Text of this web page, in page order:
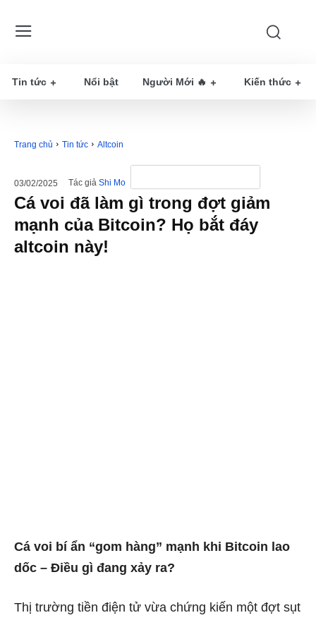
Tin tức Nổi bật Người Mới 🔥 Kiến thức
Trang chủ Tin tức Altcoin
03/02/2025 Tác giả Shi Mo
Cá voi đã làm gì trong đợt giảm
mạnh của Bitcoin? Họ bắt đáy
altcoin này!
Cá voi bí ẩn “gom hàng” mạnh khi Bitcoin lao
dốc – Điều gì đang xảy ra?
Thị trường tiền điện tử vừa chứng kiến một đợt sụt